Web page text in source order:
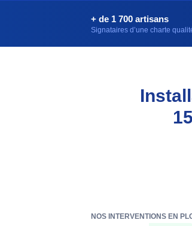
+ de 1 700 artisans
Signataires d’une charte
NOS INTERVENTIONS EN